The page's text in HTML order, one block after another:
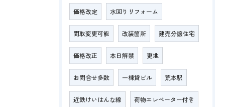
価格改定 水回りリフォーム
間取変更可能 改装箇所 建売分譲住宅
価格改正 本日解禁 更地
お問合せ多数 一棟貸ビル 荒本駅
近鉄けいはんな線 荷物エレベーター付き